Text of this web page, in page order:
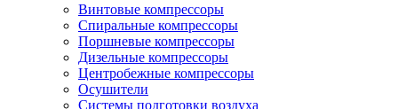
Винтовые компрессоры
Спиральные компрессоры
Поршневые компрессоры
Дизельные компрессоры
Центробежные компрессоры
Осушители
Системы подготовки воздуха